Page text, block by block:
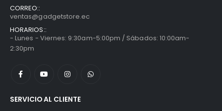
CORREO::
ventas@gadgetstore.ec
HORARIOS::
- Lunes - Viernes: 9:30am-5:00pm / Sábados: 10:00am-
2:30pm
SERVICIO AL CLIENTE